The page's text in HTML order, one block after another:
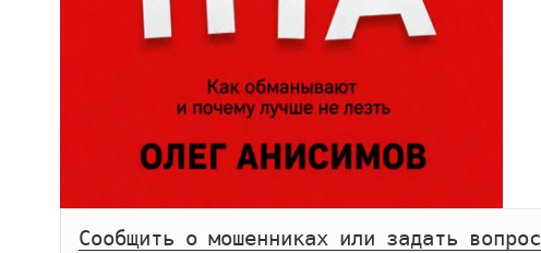
Сообщить о мошенниках или задать вопрос